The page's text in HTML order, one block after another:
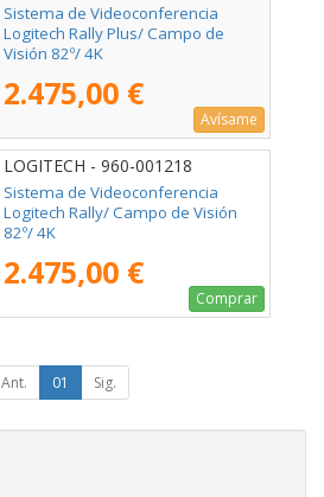
Sistema de Videoconferencia
Logitech Rally Plus/ Campo de
Visión 82º/ 4K
2.475,00 €
Avísame
LOGITECH - 960-001218
Sistema de Videoconferencia
Logitech Rally/ Campo de Visión
82º/ 4K
2.475,00 €
Comprar
Ant. 01 Sig.